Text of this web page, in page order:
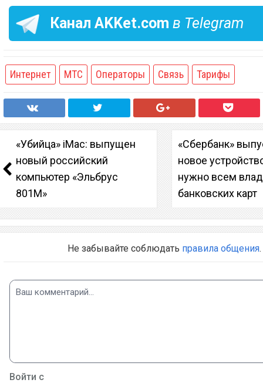
Канал AKKet.com в Telegram
Интернет МТС Операторы Связь Тарифы
«Убийца» iMac: выпущен
новый российский
компьютер «Эльбрус
801М»
«Сбербанк»
новое
нужно всем
банковских карт
Не забывайте соблюдать правила общения.
Войти с